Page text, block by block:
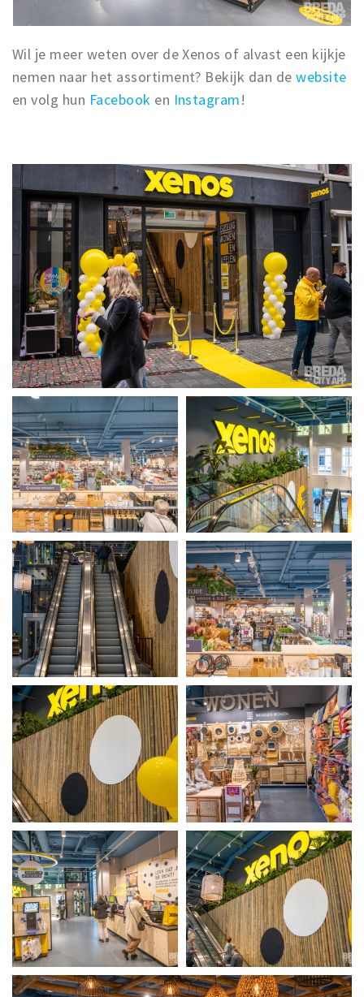
Wil je meer weten over de Xenos of alvast een kijkje
nemen naar het assortiment? Bekijk dan dewebsite
en volg hun Facebook en Instagram!